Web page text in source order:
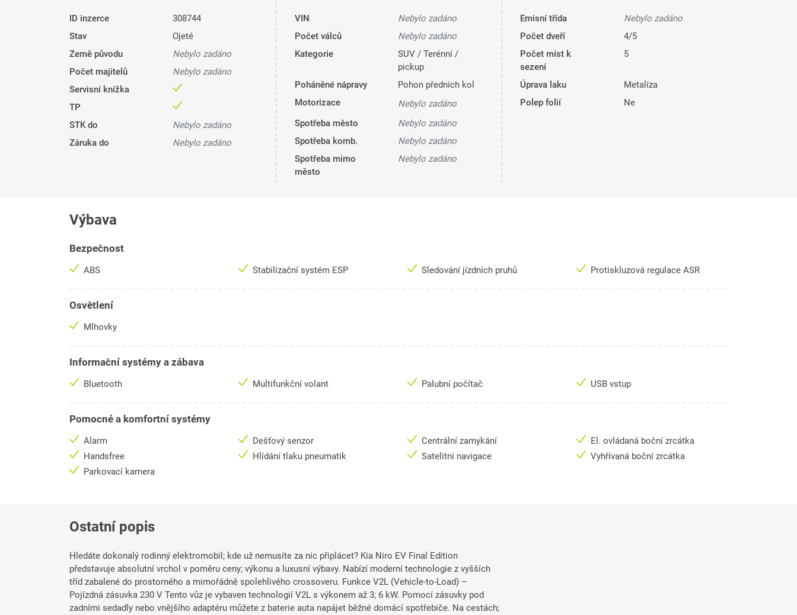
ID inzerce
308744
Stav
Ojeté
Země původu
Nebylo zadáno
Počet majitelů
Nebylo zadáno
Servisní knížka
TP
STK do
Nebylo zadáno
Záruka do
Nebylo zadáno
VIN
Nebylo zadáno
Počet válců
Nebylo zadáno
Kategorie
SUV / Terénní /
pickup
Poháněné nápravy
Pohon předních kol
Motorizace
Nebylo zadáno
Spotřeba město
Nebylo zadáno
Spotřeba komb.
Nebylo zadáno
Spotřeba mimo
město
Nebylo zadáno
Emisní třída
Nebylo zadáno
Počet dveří
4/5
Počet míst k
sezení
5
Úprava laku
Metalíza
Polep folií
Ne
Výbava
Bezpečnost
ABS Stabilizační systém ESP Sledování jízdních pruhů Protiskluzová regulace ASR
Osvětlení
Mlhovky
Informační systémy a zábava
Bluetooth Multifunkční volant Palubní počítač USB vstup
Pomocné a komfortní systémy
Alarm Dešťový senzor Centrální zamykání
El. ovládaná boční zrcátka
Handsfree
Hlídání tlaku pneumatik Satelitní navigace
Vyhřívaná boční zrcátka
Parkovací kamera
Ostatní popis
Hledáte dokonalý rodinný elektromobil; kde už nemusíte za nic připlácet? Kia Niro EV Final Edition
představuje absolutní vrchol v poměru ceny; výkonu a luxusní výbavy. Nabízí moderní technologie z vyšších
tříd zabalené do prostorného a mimořádně spolehlivého crossoveru. Funkce V2L (Vehicle-to-Load) –
Pojízdná zásuvka 230 V Tento vůz je vybaven technologií V2L s výkonem až 3; 6 kW. Pomocí zásuvky pod
zadními sedadly nebo vnějšího adaptéru můžete z baterie auta napájet běžné domácí spotřebiče. Na cestách;